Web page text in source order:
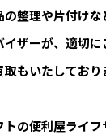
整理や片付けな
ザーが、適切に
もいたしており
トの便利屋ライフ